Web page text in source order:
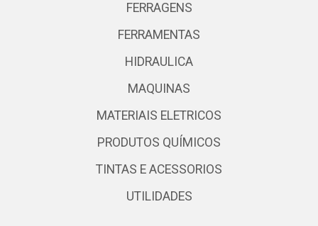
FERRAGENS
FERRAMENTAS
HIDRAULICA
MAQUINAS
MATERIAIS ELETRICOS
PRODUTOS QUÍMICOS
TINTAS E ACESSORIOS
UTILIDADES